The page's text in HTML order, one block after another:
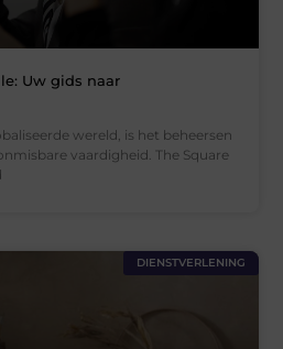
Uw gids naar
wereld, is het beheersen
vaardigheid. The Square
DIENSTVERLENING